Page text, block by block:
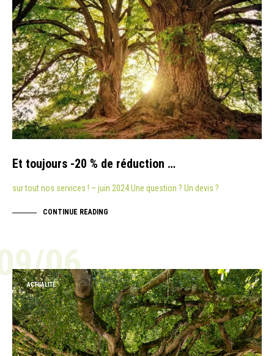
Et toujours -20 % de réduction …
sur tout nos services ! – juin 2024 Une question ? Un devis ?
CONTINUE READING
06
ACTUALITÉ